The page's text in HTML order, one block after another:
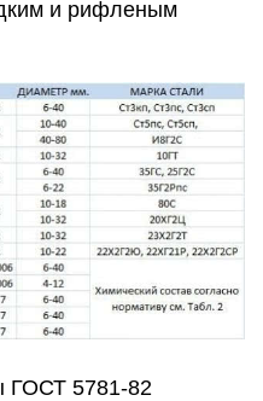
и рифленым
ГОСТ 5781-82